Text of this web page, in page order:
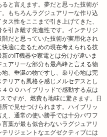
と言えます。夢だと思った技術が
もちろんラグジュアリーな作り込
ス性をここまで引き上げてきた、
引き離す先進性です。インテリジ
だと思っていた技術が実用化され
適に走るための現在考えられる技
のIT機器や家電とは分けが違いま
アリーな部分も最高峰と言える物
、垂涎の物ですし、乗り心地は完
リアも風格を感じメルセデスとし
００ハイブリッドで感動する点は
ですが、燃費も地味に驚きます。日
で見せつけられます。ハイブリッ
、通常の使い勝手では十分パワフ
葉が最も似合わないラグジュアリ
リジェントなエグゼクティブには